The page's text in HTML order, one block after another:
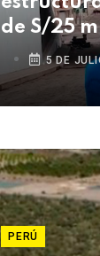
de S/25
Antonio
5 DE
PERÚ